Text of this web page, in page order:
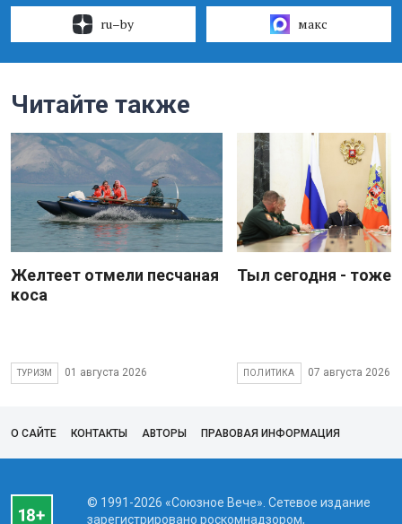
ru–by макс
Читайте также
Желтеет отмели песчаная
коса
ТУРИЗМ 01 августа 2026
Тыл сегодня - тоже
ПОЛИТИКА 07 августа 2026
О САЙТЕ КОНТАКТЫ АВТОРЫ ПРАВОВАЯ ИНФОРМАЦИЯ
© 1991-2026 «Союзное Вече». Сетевое издание
зарегистрировано роскомнадзором,